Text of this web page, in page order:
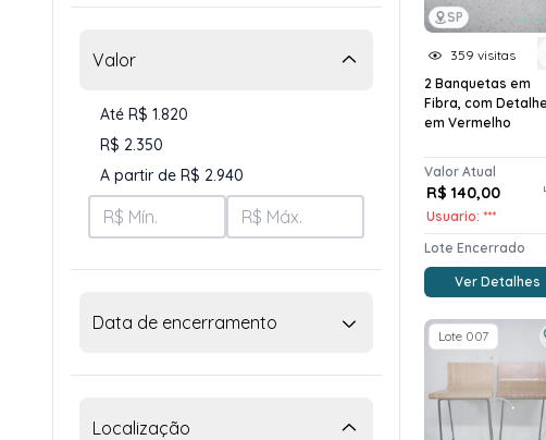
Valor
Até R$ 1.820
R$ 2.350
A partir de R$ 2.940
Data de encerramento
Localização
SP
359 visitas
2 Banquetas em
Fibra, com
em Vermelho
Valor Atual
R$ 140,00
Usuario: ***
Lote Encerrado
Ver Detalhes
Lote 007